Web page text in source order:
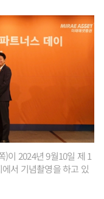
)이 2024년 9월10일 제 1
서 기념촬영을 하고 있